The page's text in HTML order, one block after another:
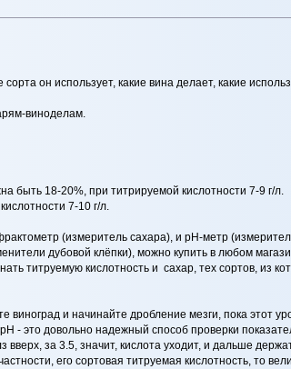
он использует, какие вина делает, какие
виноделам.
быть 18-20%, при титрируемой кислотности 7-9 г/л.
7-10 г/л.
(измеритель сахара), и pH-метр
дубовой клёпки), можно купить в любом
титруемую кислотность и сахар, тех сортов, из
виноград и начинайте дробление мезги, пока этот
- это довольно надежный способ проверки
за 3.5, значит, кислота уходит, и дальше
его сортовая титруемая кислотность, то